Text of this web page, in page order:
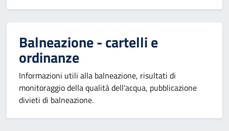
Balneazione - cartelli e
ordinanze
Informazioni utili alla balneazione, risultati di
monitoraggio della qualità dell'acqua, pubblicazione
divieti di balneazione.